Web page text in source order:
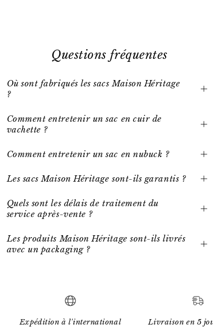
Questions fréquentes
Où sont fabriqués les sacs Maison Héritage
?
Comment entretenir un sac en cuir de
vachette ?
Comment entretenir un sac en nubuck ?
Les sacs Maison Héritage sont-ils garantis ?
Quels sont les délais de traitement du
service après-vente ?
Les produits Maison Héritage sont-ils livrés
avec un packaging ?
Expédition à l'international Livraison en 5